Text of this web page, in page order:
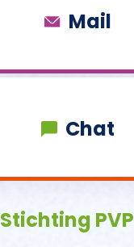
Mail
Chat
Stichting PVP